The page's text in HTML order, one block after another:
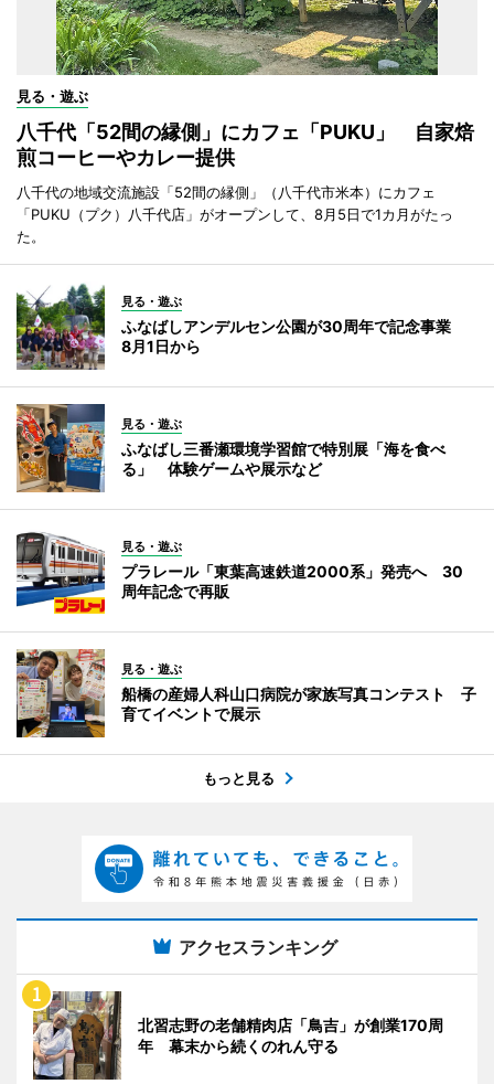
見る・遊ぶ
八千代「52間の縁側」にカフェ「PUKU」 自家焙
煎コーヒーやカレー提供
八千代の地域交流施設「52間の縁側」（八千代市米本）にカフェ
「PUKU（プク）八千代店」がオープンして、8月5日で1カ月がたっ
た。
見る・遊ぶ
ふなばしアンデルセン公園が30周年で記念事業
8月1日から
見る・遊ぶ
ふなばし三番瀬環境学習館で特別展「海を食べ
る」 体験ゲームや展示など
見る・遊ぶ
プラレール「東葉高速鉄道2000系」発売へ 30
周年記念で再販
見る・遊ぶ
船橋の産婦人科山口病院が家族写真コンテスト 子
育てイベントで展示
もっと見る
アクセスランキング
北習志野の老舗精肉店「鳥吉」が創業170周
年 幕末から続くのれん守る